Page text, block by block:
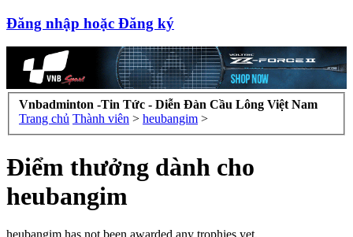
Đăng nhập hoặc Đăng ký
Vnbadminton -Tin Tức - Diễn Đàn Cầu Lông Việt Nam
Trang chủ Thành viên > heubangim >
Điểm thưởng dành cho
heubangim